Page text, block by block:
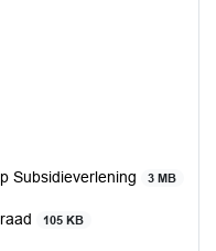
Subsidieverlening
3 MB
105 KB